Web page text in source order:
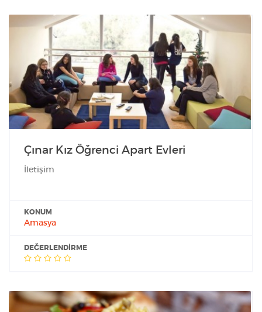
Çınar Kız Öğrenci Apart Evleri
İletişim
KONUM
Amasya
DEĞERLENDIRME